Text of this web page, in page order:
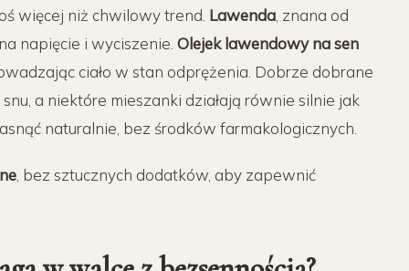
więcej niż chwilowy trend. Lawenda , znana od
napięcie i wyciszenie Olejek lawendowynasen
ciało w stan odprężenia . Dobrze dobrane
snu , a niektóre mieszanki działają równie silnie jak
naturalnie, bez środków farmakologicznych.
, bez sztucznych dodatków , aby zapewnić